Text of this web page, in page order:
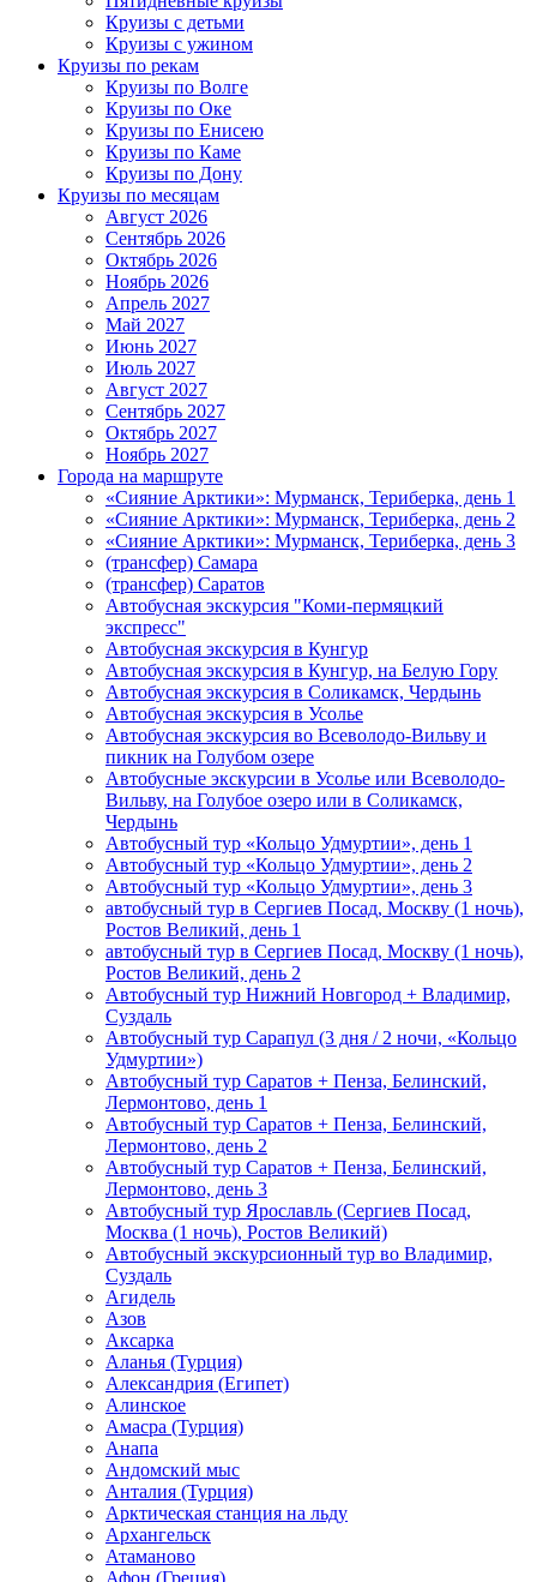
Круизы с детьми
Круизы с ужином
Круизы по рекам
Круизы по Волге
Круизы по Оке
Круизы по Енисею
Круизы по Каме
Круизы по Дону
Круизы по месяцам
Август 2026
Сентябрь 2026
Октябрь 2026
Ноябрь 2026
Апрель 2027
Май 2027
Июнь 2027
Июль 2027
Август 2027
Сентябрь 2027
Октябрь 2027
Ноябрь 2027
Города на маршруте
«Сияние Арктики»: Мурманск, Териберка, день 1
«Сияние Арктики»: Мурманск, Териберка, день 2
«Сияние Арктики»: Мурманск, Териберка, день 3
(трансфер) Самара
(трансфер) Саратов
Автобусная экскурсия "Коми-пермяцкий
экспресс"
Автобусная экскурсия в Кунгур
Автобусная экскурсия в Кунгур, на Белую Гору
Автобусная экскурсия в Соликамск, Чердынь
Автобусная экскурсия в Усолье
Автобусная экскурсия во Всеволодо-Вильву и
пикник на Голубом озере
Автобусные экскурсии в Усолье или Всеволодо-
Вильву, на Голубое озеро или в Соликамск,
Чердынь
Автобусный тур «Кольцо Удмуртии», день 1
Автобусный тур «Кольцо Удмуртии», день 2
Автобусный тур «Кольцо Удмуртии», день 3
автобусный тур в Сергиев Посад, Москву (1 ночь),
Ростов Великий, день 1
автобусный тур в Сергиев Посад, Москву (1 ночь),
Ростов Великий, день 2
Автобусный тур Нижний Новгород + Владимир,
Суздаль
Автобусный тур Сарапул (3 дня / 2 ночи, «Кольцо
Удмуртии»)
Автобусный тур Саратов + Пенза, Белинский,
Лермонтово, день 1
Автобусный тур Саратов + Пенза, Белинский,
Лермонтово, день 2
Автобусный тур Саратов + Пенза, Белинский,
Лермонтово, день 3
Автобусный тур Ярославль (Сергиев Посад,
Москва (1 ночь), Ростов Великий)
Автобусный экскурсионный тур во Владимир,
Суздаль
Агидель
Азов
Аксарка
Аланья (Турция)
Александрия (Египет)
Алинское
Амасра (Турция)
Анапа
Андомский мыс
Анталия (Турция)
Арктическая станция на льду
Архангельск
Атаманово
Афон (Греция)